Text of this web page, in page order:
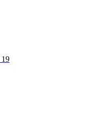
19